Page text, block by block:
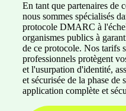
En tant que partenaires de
nous sommes spécialisés
protocole DMARC à
organismes publics à
de ce protocole. Nos tarifs
professionnels protègent
et l'usurpation d'identité,
et sécurisée de la phase de
application complète et